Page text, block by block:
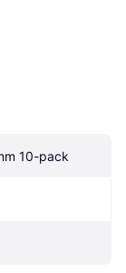
10-pack